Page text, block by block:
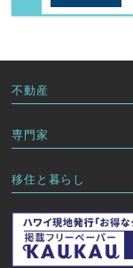
不動産
専門家
移住と暮らし